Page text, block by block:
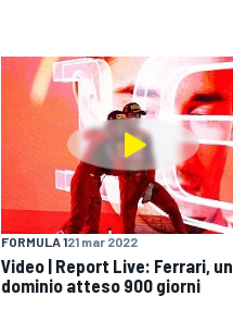
FORMULA 121 mar 2022
Video | Report Live: Ferrari, un
dominio atteso 900 giorni